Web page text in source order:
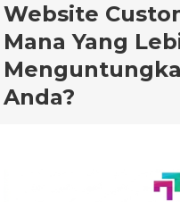
Website
Mana Yang
Anda?